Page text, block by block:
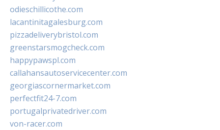
odieschillicothe.com
lacantinitagalesburg.com
pizzadeliverybristol.com
greenstarsmogcheck.com
happypawspl.com
callahansautoservicecenter.com
georgiascornermarket.com
perfectfit24-7.com
portugalprivatedriver.com
von-racer.com